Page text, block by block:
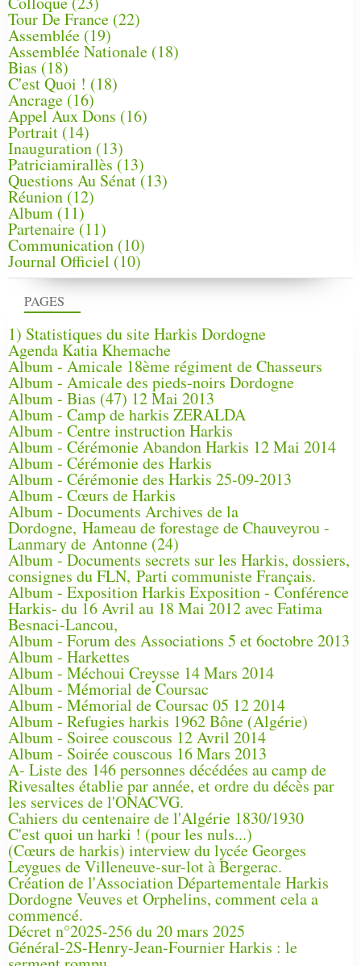
PAGES
1) Statistiques du site Harkis Dordogne
Agenda Katia Khemache
Album - Amicale 18ème régiment de Chasseurs
Album - Amicale des pieds-noirs Dordogne
Album - Bias (47) 12 Mai 2013
Album - Camp de harkis ZERALDA
Album - Centre instruction Harkis
Album - Cérémonie Abandon Harkis 12 Mai 2014
Album - Cérémonie des Harkis
Album - Cérémonie des Harkis 25-09-2013
Album - Cœurs de Harkis
Album - Documents Archives de la
Dordogne, Hameau de forestage de Chauveyrou -
Lanmary de Antonne (24)
Album - Documents secrets sur les Harkis, dossiers,
consignes du FLN, Parti communiste Français.
Album - Exposition Harkis Exposition - Conférence
Harkis- du 16 Avril au 18 Mai 2012 avec Fatima
Besnaci-Lancou,
Album - Forum des Associations 5 et 6octobre 2013
Album - Harkettes
Album - Méchoui Creysse 14 Mars 2014
Album - Mémorial de Coursac
Album - Mémorial de Coursac 05 12 2014
Album - Refugies harkis 1962 Bône (Algérie)
Album - Soiree couscous 12 Avril 2014
Album - Soirée couscous 16 Mars 2013
A- Liste des 146 personnes décédées au camp de
Rivesaltes établie par année, et ordre du décès par
les services de l'ONACVG.
Cahiers du centenaire de l'Algérie 1830/1930
C'est quoi un harki ! (pour les nuls...)
(Cœurs de harkis) interview du lycée Georges
Leygues de Villeneuve-sur-lot à Bergerac.
Création de l'Association Départementale Harkis
Dordogne Veuves et Orphelins, comment cela a
commencé.
Décret n°2025-256 du 20 mars 2025
Général-2S-Henry-Jean-Fournier Harkis : le
Tour De France (22)
Assemblée (19)
Assemblée Nationale (18)
Bias (18)
C'est Quoi ! (18)
Ancrage (16)
Appel Aux Dons (16)
Portrait (14)
Inauguration (13)
Patriciamirallès (13)
Questions Au Sénat(13)
Réunion (12)
Album (11)
Partenaire(11)
Communication (10)
Journal Officiel (10)